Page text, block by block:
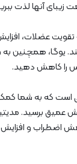
آنها لذت
عضلات،
یوگا، همچنین
را کاهش دهید.
است که به شما
عمیق برسید.
اضطراب و